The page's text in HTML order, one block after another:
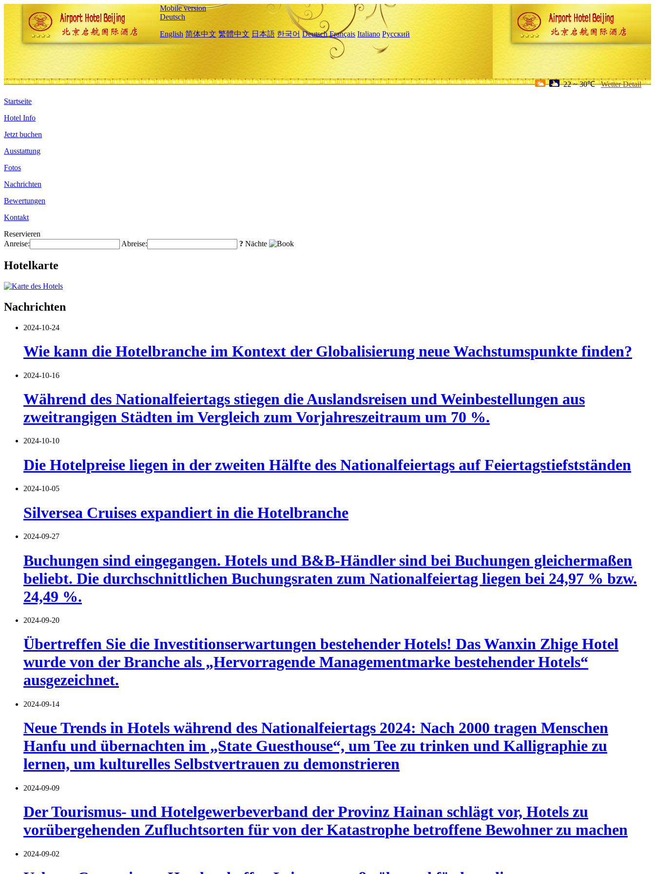
Mobile version
Deutsch
English 简体中文 繁體中文 日本語 한국어 Deutsch Français Italiano Русский
22 ~ 30℃ Wetter Detail
Startseite
Hotel Info
Jetzt buchen
Ausstattung
Fotos
Nachrichten
Bewertungen
Kontakt
Reservieren
Anreise:
Abreise: ? Nächte
Hotelkarte
Nachrichten
2024-10-24
Wie kann die Hotelbranche im Kontext der Globalisierung neue Wachstumspunkte finden?
2024-10-16
Während des Nationalfeiertags stiegen die Auslandsreisen und Weinbestellungen aus
zweitrangigen Städten im Vergleich zum Vorjahreszeitraum um 70 %.
2024-10-10
Die Hotelpreise liegen in der zweiten Hälfte des Nationalfeiertags auf Feiertagstiefstständen
2024-10-05
Silversea Cruises expandiert in die Hotelbranche
2024-09-27
Buchungen sind eingegangen. Hotels und B&B-Händler sind bei Buchungen gleichermaßen
beliebt. Die durchschnittlichen Buchungsraten zum Nationalfeiertag liegen bei 24,97 % bzw.
24,49 %.
2024-09-20
Übertreffen Sie die Investitionserwartungen bestehender Hotels! Das Wanxin Zhige Hotel
wurde von der Branche als „Hervorragende Managementmarke bestehender Hotels“
ausgezeichnet.
2024-09-14
Neue Trends in Hotels während des Nationalfeiertags 2024: Nach 2000 tragen Menschen
Hanfu und übernachten im „State Guesthouse“, um Tee zu trinken und Kalligraphie zu
lernen, um kulturelles Selbstvertrauen zu demonstrieren
2024-09-09
Der Tourismus- und Hotelgewerbeverband der Provinz Hainan schlägt vor, Hotels zu
vorübergehenden Zufluchtsorten für von der Katastrophe betroffene Bewohner zu machen
2024-09-02